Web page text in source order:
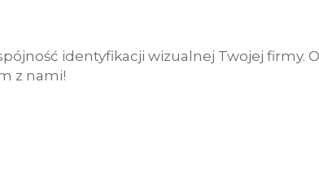
identyfikacji wizualnej Twojej firmy.
z nami!